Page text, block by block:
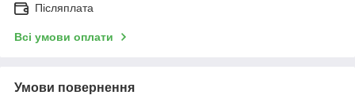
Післяплата
Всі умови оплати
Умови повернення